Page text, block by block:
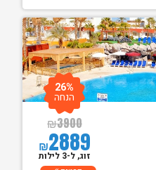
₪3900
₪2889
26%
הנחה
זוג, ל-3 לילות